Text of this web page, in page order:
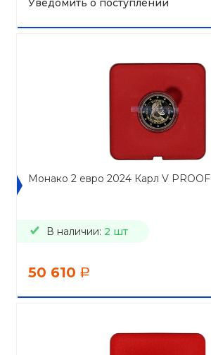
Уведомить о поступлении
Монако 2 евро 2024 Карл V PROOF
В наличии: 2 шт
50 610 a